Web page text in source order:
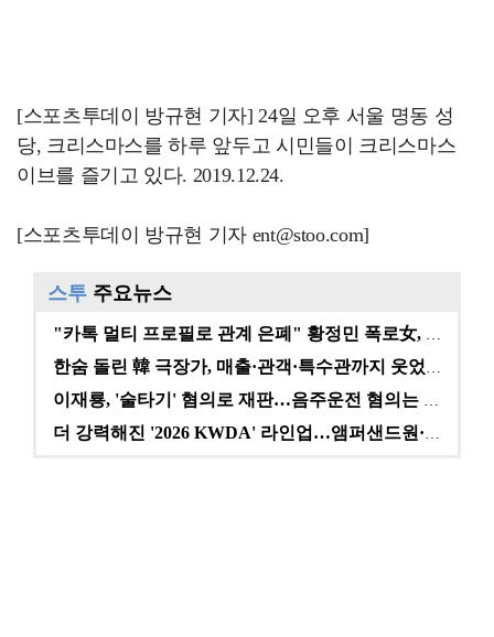
[스포츠투데이 방규현 기자] 24일 오후 서울 명동 성
당, 크리스마스를 하루 앞두고 시민들이 크리스마스
이브를 즐기고 있다. 2019.12.24.
[스포츠투데이 방규현 기자 ent@stoo.com]
스투 주요뉴스
"카톡 멀티 프로필로 관계 은폐" 황정민 폭로女, 문자…
한숨 돌린 韓 극장가, 매출·관객·특수관까지 웃었다 […
이재룡, '술타기' 혐의로 재판…음주운전 혐의는 미적용…
더 강력해진 '2026 KWDA' 라인업…앰퍼샌드원·나…